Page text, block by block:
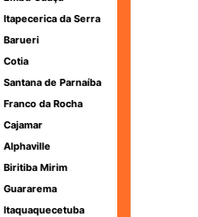
Itapecerica da Serra
Barueri
Cotia
Santana de Parnaíba
Franco da Rocha
Cajamar
Alphaville
Biritiba Mirim
Guararema
Itaquaquecetuba